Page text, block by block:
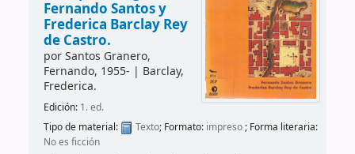
Fernando Santos y
Frederica Barclay Rey
de Castro.
porSantos Granero,
Fernando, 1955- | Barclay,
Frederica.
Edición: 1. ed.
Tipo de material:
Texto; Formato: impreso; Forma literaria:
No es ficción